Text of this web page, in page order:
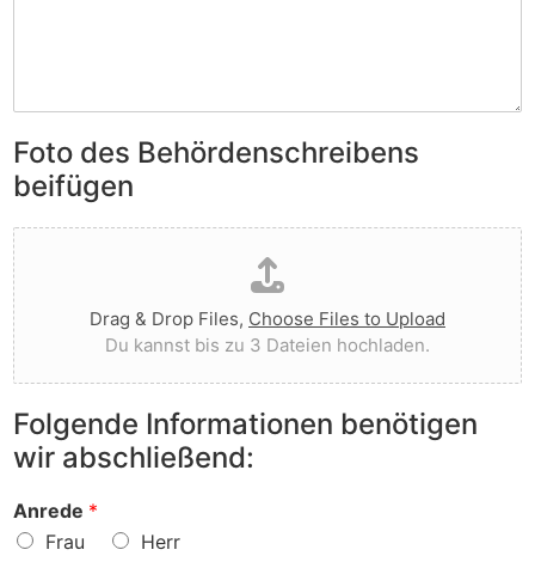
v
o
r
g
e
w
o
r
f
e
n
?
l
i
e
t
I
h
n
e
n
v
o
r
?
e
A
n
e
r
k
u
n
g
e
n
z
u
S
a
c
Foto des Behördenschreibens
beifügen
D
a
t
e
i
h
o
h
l
d
e
n
Drag & Drop Files, Choose Files to Upload
Du kannst bis zu 3 Dateien hochladen.
Folgende Informationen benötigen
wir abschließend:
Anrede *
Frau
Herr